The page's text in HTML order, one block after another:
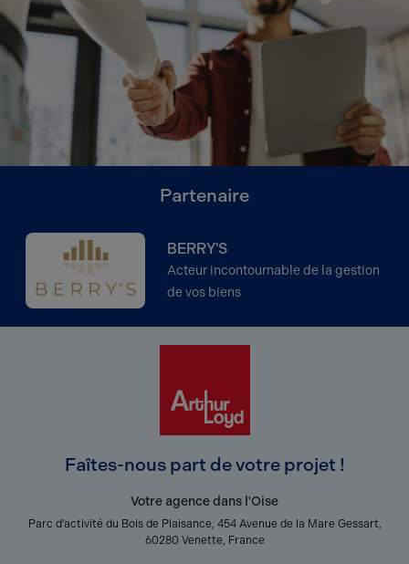
Partenaire
BERRY'S
Acteur incontournable de la gestion
de vos biens
Faîtes-nous part de votre projet !
Votre agence dans l'Oise
Parc d’activité du Bois de Plaisance, 454 Avenue de la Mare Gessart,
60280 Venette, France